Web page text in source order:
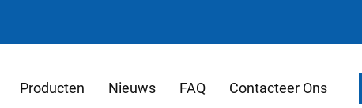
Producten Nieuws FAQ Contacteer Ons